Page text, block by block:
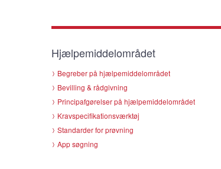
Hjælpemiddelområdet
Begreber på hjælpemiddelområdet
Bevilling & rådgivning
Principafgørelser på hjælpemiddelområdet
Kravspecifikationsværktøj
Standarder for prøvning
App søgning